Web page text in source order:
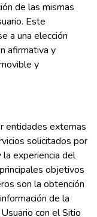
de las mismas
Este
a una elección
afirmativa y
y
entidades externas
solicitados por
experiencia del
objetivos
son la obtención
de la
con el Sitio